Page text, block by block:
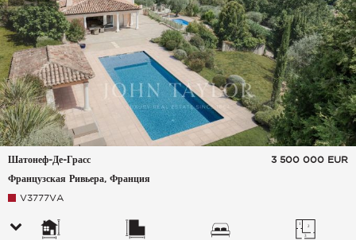
Шатонеф-Де-Грасс
Французская Ривьера, Франция
3 500 000 EUR
V3777VA